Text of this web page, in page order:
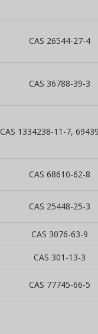
CAS 26544-27-4
CAS 36788-39-3
CAS 1334238-11-7,
CAS 68610-62-8
CAS 25448-25-3
CAS 3076-63-9
CAS 301-13-3
CAS 77745-66-5